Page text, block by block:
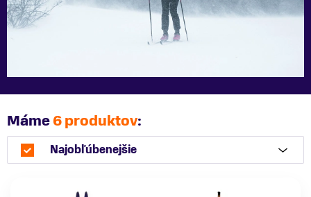
Máme6 produktov:
Najobľúbenejšie